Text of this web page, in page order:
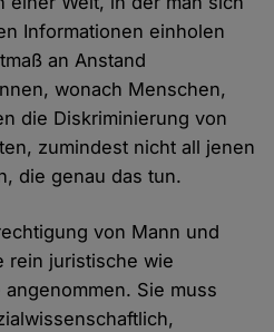
Informationen einholen
an Anstand
wonach Menschen,
die Diskriminierung von
zumindest nicht all jenen
die genau das tun.
von Mann und
rein juristische wie
Sie muss